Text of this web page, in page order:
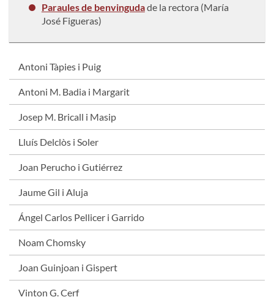
Paraules de benvingudade la rectora (María
José Figueras)
Antoni Tàpies i Puig
Antoni M. Badia i Margarit
Josep M. Bricall i Masip
Lluís Delclòs i Soler
Joan Perucho i Gutiérrez
Jaume Gil i Aluja
Ángel Carlos Pellicer i Garrido
Noam Chomsky
Joan Guinjoan i Gispert
Vinton G. Cerf